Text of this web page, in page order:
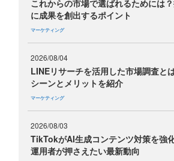
これからの市場で選ばれるためには
に成果を創出するポイント
マーケティング
2026/08/04
LINEリサーチを活用した市場調査と
シーンとメリットを紹介
マーケティング
2026/08/03
TikTokがAI生成コンテンツ対策を強
運用者が押さえたい最新動向